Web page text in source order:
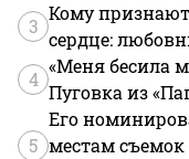
3
Кому
сердце:
4
«Меня бесила
Пуговка из
5
Его
местам съемок